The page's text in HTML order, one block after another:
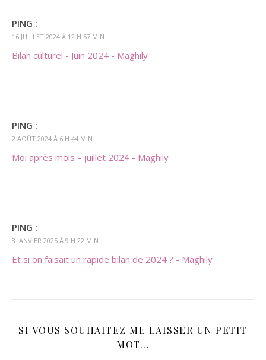
PING :
16 JUILLET 2024 À 12 H 57 MIN
Bilan culturel - Juin 2024 - Maghily
PING :
2 AOÛT 2024 À 6 H 44 MIN
Moi après mois – juillet 2024 - Maghily
PING :
8 JANVIER 2025 À 9 H 22 MIN
Et si on faisait un rapide bilan de 2024 ? - Maghily
SI VOUS SOUHAITEZ ME LAISSER UN PETIT
MOT...